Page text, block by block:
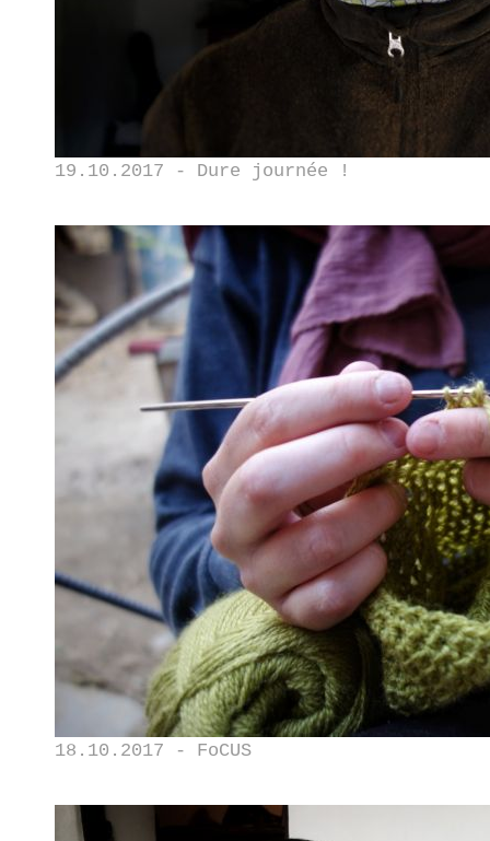
19.10.2017 - Dure journée !
18.10.2017 - FoCUS